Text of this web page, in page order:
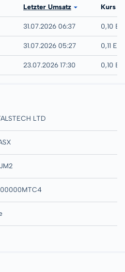
Letzter Umsatz Kurs
31.07.2026 06:37 0,10
31.07.2026 05:27 0,11
23.07.2026 17:30 0,10
LTD